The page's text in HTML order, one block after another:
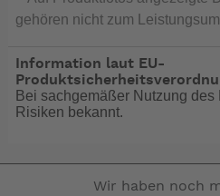
gehören nicht zum
Information laut EU-
Bei sachgemäßer Nutzung
Risiken bekannt.
Wir haben noch